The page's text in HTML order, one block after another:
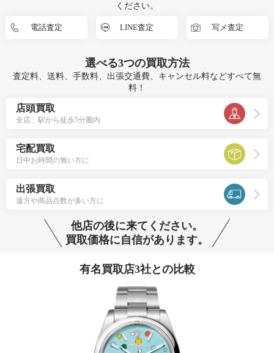
ください。
電話査定 LINE査定 写メ査定
選べる3つの買取方法
査定料、送料、手数料、出張交通費、キャンセル料などすべて無
料！
店頭買取
全店、駅から徒歩5分圏内
宅配買取
日中お時間の無い方に
出張買取
遠方や商品点数が多い方に
他店の後に来てください。
買取価格に自信があります。
有名買取店3社との比較